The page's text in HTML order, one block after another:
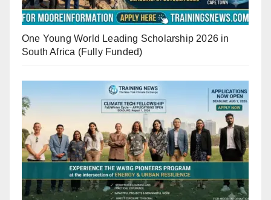
One Young World Leading Scholarship 2026 in
South Africa (Fully Funded)